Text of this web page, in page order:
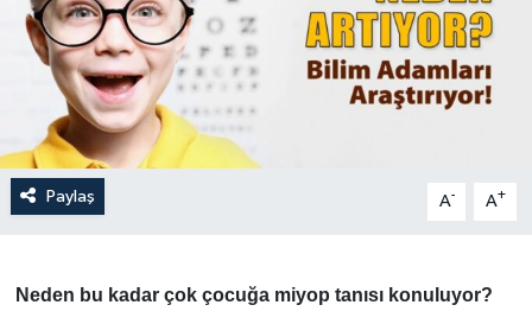
Paylaş A- A+
Neden bu kadar çok çocuğa miyop tanısı konuluyor?